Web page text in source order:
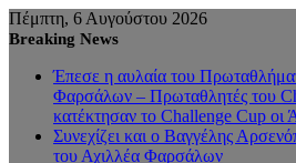
Πέμπτη, 6 Αυγούστου 2026
Breaking News
Έπεσε η αυλαία του
Φαρσάλων – Πρωταθλητές του
κατέκτησαν το Challenge Cup οι
Συνεχίζει και ο Βαγγέλης
του Αχιλλέα Φαρσάλων